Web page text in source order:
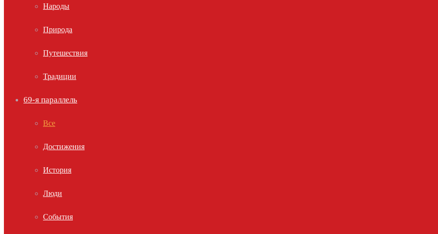
Народы
Природа
Путешествия
Традиции
69-я параллель
Все
Достижения
История
Люди
События